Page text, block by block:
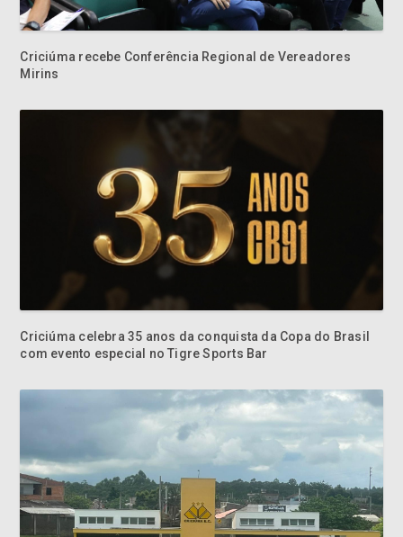
Criciúma recebe Conferência Regional de Vereadores
Mirins
Criciúma celebra 35 anos da conquista da Copa do Brasil
com evento especial no Tigre Sports Bar